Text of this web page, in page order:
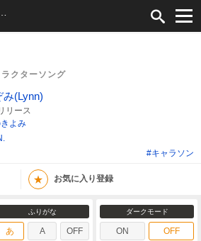
クターソング
(Lynn)
リース
よみ
#キャラソン
★ お気に入り登録
ふりがな
あ A OFF
ダークモード
ON OFF